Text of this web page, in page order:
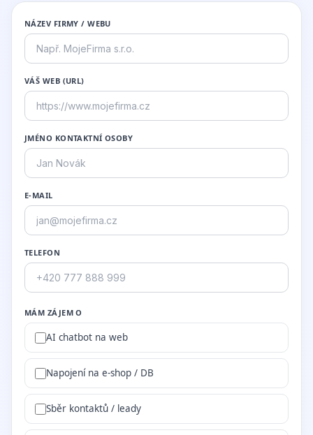
NÁZEV FIRMY / WEBU
VÁŠ WEB (URL)
JMÉNO KONTAKTNÍ OSOBY
E-MAIL
TELEFON
MÁM ZÁJEM O
AI chatbot na web
Napojení na e-shop / DB
Sběr kontaktů / leady